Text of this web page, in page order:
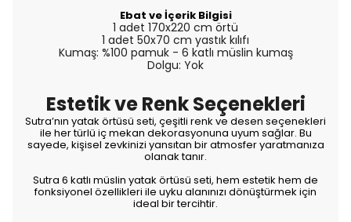
Ebat ve İçerik Bilgisi
1 adet 170x220 cm örtü
1 adet 50x70 cm yastık kılıfı
Kumaş: %100 pamuk - 6 katlı müslin kumaş
Dolgu: Yok
Estetik ve Renk Seçenekleri
Sutra’nın yatak örtüsü seti, çeşitli renk ve desen seçenekleri
ile her türlü iç mekan dekorasyonuna uyum sağlar. Bu
sayede, kişisel zevkinizi yansıtan bir atmosfer yaratmanıza
olanak tanır.
Sutra 6 katlı müslin yatak örtüsü seti, hem estetik hem de
fonksiyonel özellikleri ile uyku alanınızı dönüştürmek için
ideal bir tercihtir.